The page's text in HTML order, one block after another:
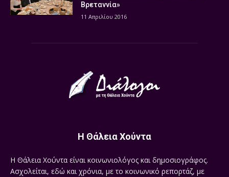
Βρεταννία»
11 Απριλίου 2016
Η Θάλεια Χούντα
Η Θάλεια Χούντα είναι κοινωνιολόγος και δημοσιογράφος.
Ασχολείται, εδώ και χρόνια, με το κοινωνικό ρεπορτάζ, με